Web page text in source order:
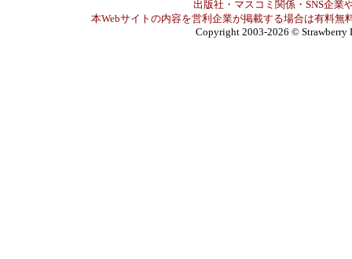
出版社・マスコミ関係・SNS企業
本Webサイトの内容を営利企業が掲載する場合は有料無
Copyright 2003-2026 © Strawberry